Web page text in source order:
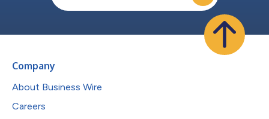
Company
About Business Wire
Careers